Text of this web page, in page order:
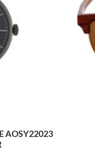
AOSY22023